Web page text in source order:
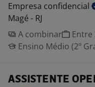
Empresa confidencial
Magé - RJ
A combinar
Entre
Ensino Médio (2º
ASSISTENTE